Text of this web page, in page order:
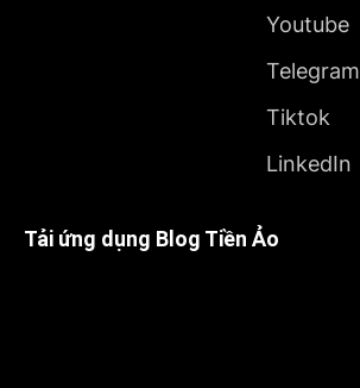
Youtube
Telegram
Tiktok
LinkedIn
Tải ứng dụng Blog Tiền Ảo